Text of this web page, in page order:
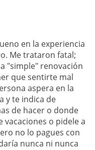
en la experiencia
Me trataron fatal;
"simple" renovación
que sentirte mal
aspera en la
y te indica de
de hacer o donde
vacaciones o pidele a
no lo pagues con
nunca ni nunca